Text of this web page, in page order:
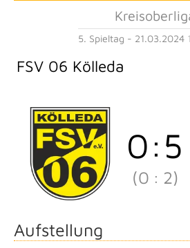
5. Spieltag - 21.03.2024
FSV 06 Kölleda
0: 5
(0 : 2)
Aufstellung